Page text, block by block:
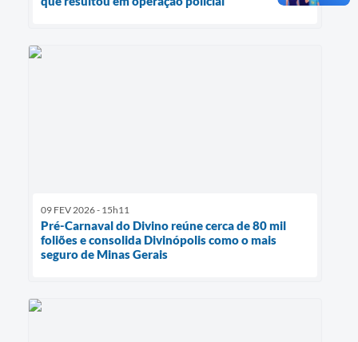
09 FEV 2026 - 15h11
Pré-Carnaval do Divino reúne cerca de 80 mil
foliões e consolida Divinópolis como o mais
seguro de Minas Gerais